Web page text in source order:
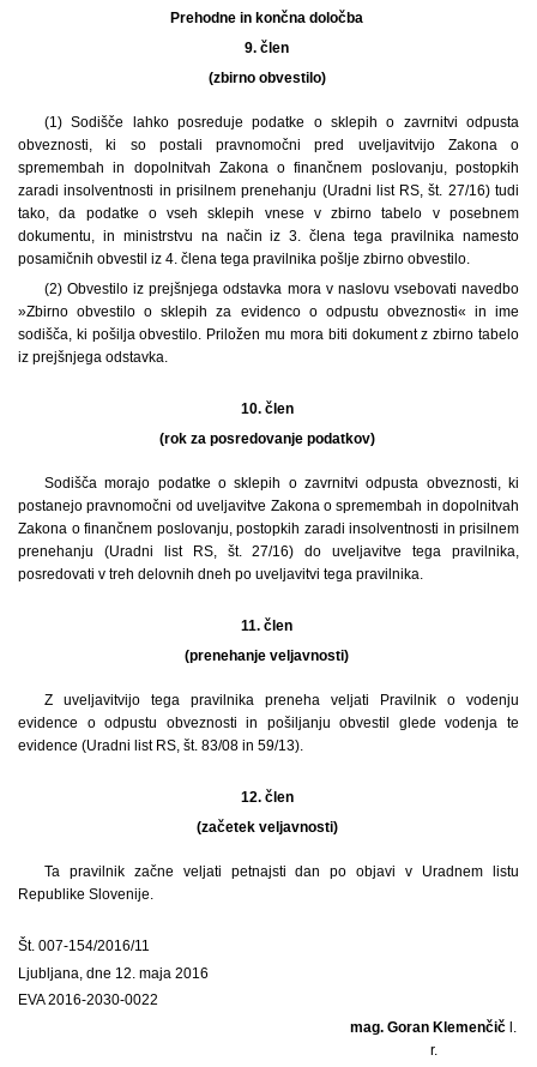
Prehodne in končna določba
9. člen
(zbirno obvestilo)
(1) Sodišče lahko posreduje podatke o sklepih o zavrnitvi odpusta
obveznosti, ki so postali pravnomočni pred uveljavitvijo Zakona o
spremembah in dopolnitvah Zakona o finančnem poslovanju, postopkih
zaradi insolventnosti in prisilnem prenehanju (Uradni list RS, št. 27/16) tudi
tako, da podatke o vseh sklepih vnese v zbirno tabelo v posebnem
dokumentu, in ministrstvu na način iz 3. člena tega pravilnika namesto
posamičnih obvestil iz 4. člena tega pravilnika pošlje zbirno obvestilo.
(2) Obvestilo iz prejšnjega odstavka mora v naslovu vsebovati navedbo
»Zbirno obvestilo o sklepih za evidenco o odpustu obveznosti« in ime
sodišča, ki pošilja obvestilo. Priložen mu mora biti dokument z zbirno tabelo
iz prejšnjega odstavka.
10. člen
(rok za posredovanje podatkov)
Sodišča morajo podatke o sklepih o zavrnitvi odpusta obveznosti, ki
postanejo pravnomočni od uveljavitve Zakona o spremembah in dopolnitvah
Zakona o finančnem poslovanju, postopkih zaradi insolventnosti in prisilnem
prenehanju (Uradni list RS, št. 27/16) do uveljavitve tega pravilnika,
posredovati v treh delovnih dneh po uveljavitvi tega pravilnika.
11. člen
(prenehanje veljavnosti)
Z uveljavitvijo tega pravilnika preneha veljati Pravilnik o vodenju
evidence o odpustu obveznosti in pošiljanju obvestil glede vodenja te
evidence (Uradni list RS, št. 83/08 in 59/13).
12. člen
(začetek veljavnosti)
Ta pravilnik začne veljati petnajsti dan po objavi v Uradnem listu
Republike Slovenije.
Št. 007-154/2016/11
Ljubljana, dne 12. maja 2016
EVA 2016-2030-0022
mag. Goran Klemenčič l.
r.